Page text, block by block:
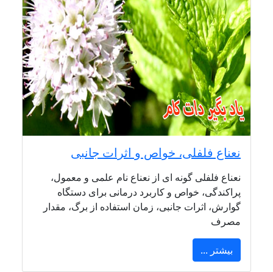
نعناع فلفلی، خواص و اثرات جانبی
نعناع فلفلی گونه ای از نعناع نام علمی و معمول،
پراکندگی، خواص و کاربرد درمانی برای دستگاه
گوارش، اثرات جانبی، زمان استفاده از برگ، مقدار
مصرف
بیشتر ...